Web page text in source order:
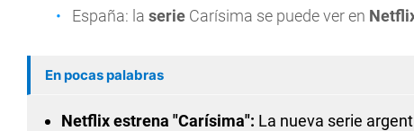
España: la serie Carísima se puede ver en
En pocas palabras
Netflix estrena "Carísima": La nueva serie